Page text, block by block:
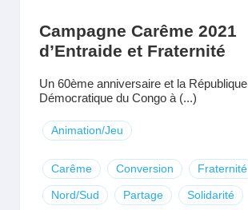
Campagne Carême 2021
d’Entraide et Fraternité
Un 60ème anniversaire et la République
Démocratique du Congo à (...)
Animation/Jeu
Carême Conversion Fraternité
Nord/Sud Partage Solidarité